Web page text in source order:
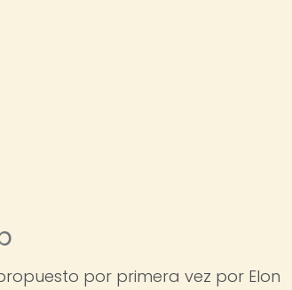
por primera vez por Elon